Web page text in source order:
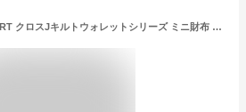
JILL by JILL STUART クロスJキルトウォレットシリーズ ミニ財布 ジル バイ ジル スチュアート 財布・ポーチ・ケース 財布 ピンク ブルー ホワイト ブラック【送料無料】